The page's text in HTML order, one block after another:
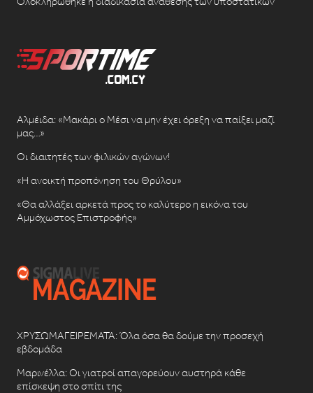
Αλμέιδα: «Μακάρι ο Μέσι να μην έχει όρεξη να παίξει μαζί
μας…»
Οι διαιτητές των φιλικών αγώνων!
«Η ανοικτή προπόνηση του Θρύλου»
«Θα αλλάξει αρκετά προς το καλύτερο η εικόνα του
Αμμόχωστος Επιστροφής»
ΧΡΥΣΩΜΑΓΕΙΡΕΜΑΤΑ: Όλα όσα θα δούμε την προσεχή
εβδομάδα
Μαρινέλλα: Οι γιατροί απαγορεύουν αυστηρά κάθε
επίσκεψη στο σπίτι της